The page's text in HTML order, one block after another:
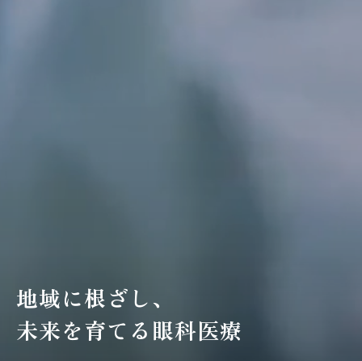
地域に根ざし、
未来を育てる眼科医療